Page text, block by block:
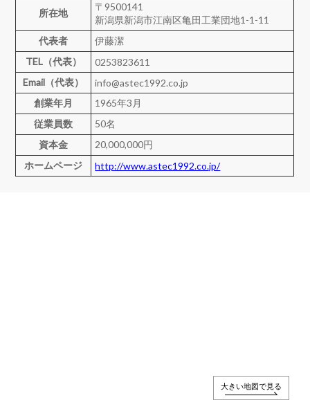
所在地
〒9500141
新潟県新潟市江南区亀田工業団地1-1-11
代表者
伊藤潔
TEL（代表）
0253823611
Email（代表）
info@astec1992.co.jp
創業年月
1965年3月
従業員数
50名
資本金
20,000,000円
ホームページ
http://www.astec1992.co.jp/
大きい地図で見る